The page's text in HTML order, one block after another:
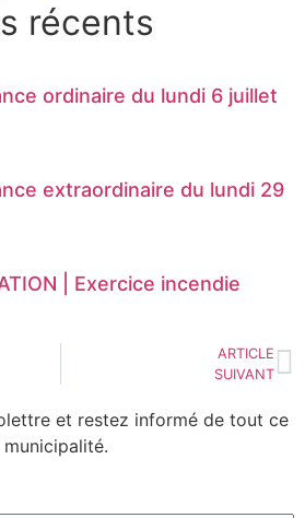
récents
ordinaire du lundi 6 juillet
extraordinaire du lundi 29
| Exercice incendie
ARTICLE
SUIVANT
et restez informé de tout ce